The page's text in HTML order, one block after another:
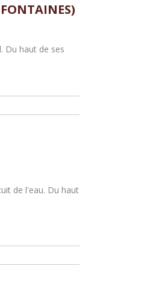
Du haut de ses
de l'eau. Du haut